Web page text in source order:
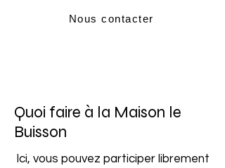
Nous contacter
Quoi faire à la Maison le
Buisson
Ici, vous pouvez participer librement